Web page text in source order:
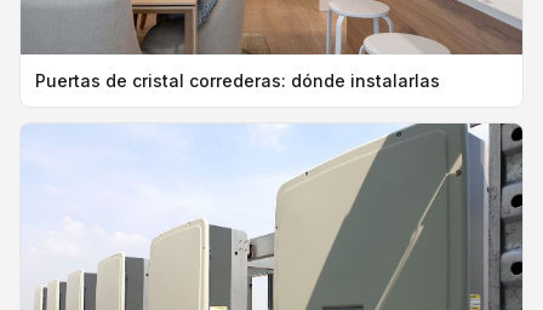
Puertas de cristal correderas: dónde instalarlas